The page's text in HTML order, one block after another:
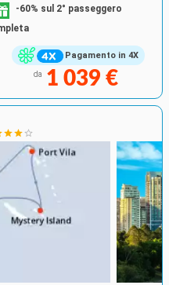
Pagamento in 4X
-60% sul 2° passeggero
da 1 039 €